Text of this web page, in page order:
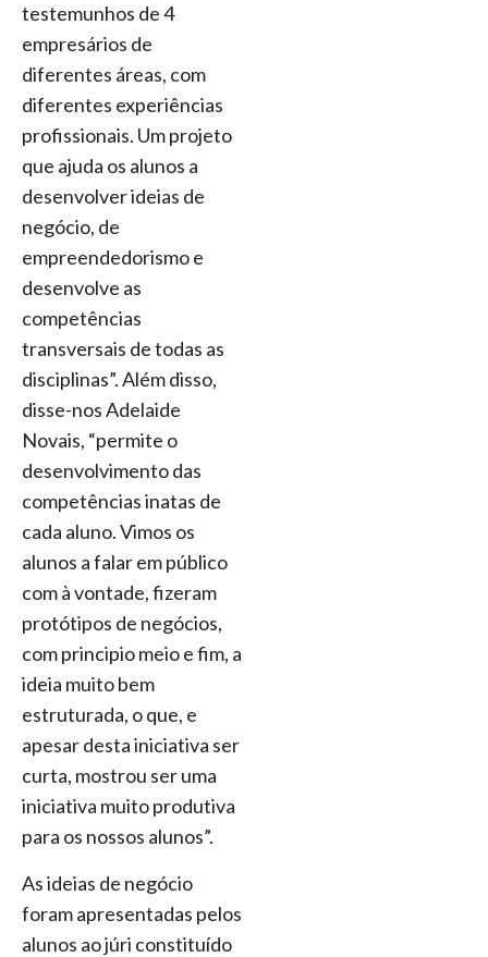
testemunhos de 4
empresários de
diferentes áreas, com
diferentes experiências
profissionais. Um projeto
que ajuda os alunos a
desenvolver ideias de
negócio, de
empreendedorismo e
desenvolve as
competências
transversais de todas as
disciplinas”. Além disso,
disse-nos Adelaide
Novais, “permite o
desenvolvimento das
competências inatas de
cada aluno. Vimos os
alunos a falar em público
com à vontade, fizeram
protótipos de negócios,
com principio meio e fim, a
ideia muito bem
estruturada, o que, e
apesar desta iniciativa ser
curta, mostrou ser uma
iniciativa muito produtiva
para os nossos alunos”.
As ideias de negócio
foram apresentadas pelos
alunos ao júri constituído